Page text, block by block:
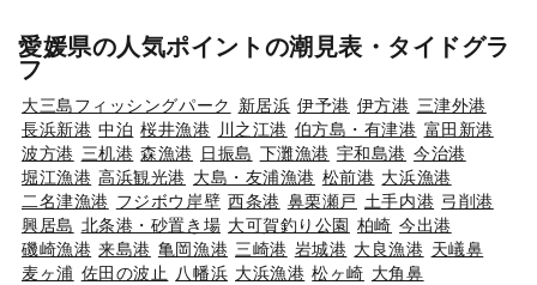
愛媛県の人気ポイントの潮見表・タイドグラ
フ
大三島フィッシングパーク 新居浜 伊予港 伊方港 三津外港
長浜新港 中泊 桜井漁港 川之江港 伯方島・有津港 富田新港
波方港 三机港 森漁港 日振島 下灘漁港 宇和島港 今治港
堀江漁港 高浜観光港 大島・友浦漁港 松前港 大浜漁港
二名津漁港 フジボウ岸壁 西条港 鼻栗瀬戸 土手内港 弓削港
興居島 北条港・砂置き場 大可賀釣り公園 柏崎 今出港
磯崎漁港 来島港 亀岡漁港 三崎港 岩城港 大良漁港 天嶬鼻
麦ヶ浦 佐田の波止 八幡浜 大浜漁港 松ヶ崎 大角鼻